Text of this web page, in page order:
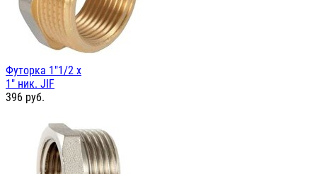
Футорка 1"1/2 х
1" ник. JIF
396 руб.